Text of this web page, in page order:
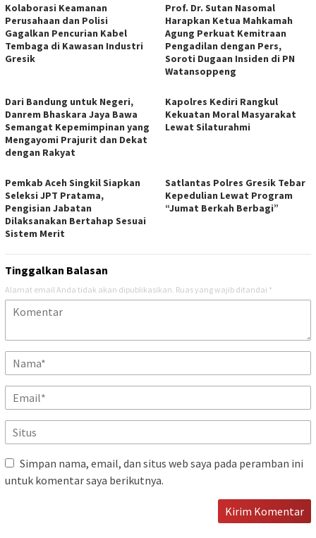
Kolaborasi Keamanan
Perusahaan dan Polisi
Gagalkan Pencurian Kabel
Tembaga di Kawasan Industri
Gresik
Prof. Dr. Sutan Nasomal
Harapkan Ketua Mahkamah
Agung Perkuat Kemitraan
Pengadilan dengan Pers,
Soroti Dugaan Insiden di PN
Watansoppeng
Dari Bandung untuk Negeri,
Danrem Bhaskara Jaya Bawa
Semangat Kepemimpinan yang
Mengayomi Prajurit dan Dekat
dengan Rakyat
Kapolres Kediri Rangkul
Kekuatan Moral Masyarakat
Lewat Silaturahmi
Pemkab Aceh Singkil Siapkan
Seleksi JPT Pratama,
Pengisian Jabatan
Dilaksanakan Bertahap Sesuai
Sistem Merit
Satlantas Polres Gresik Tebar
Kepedulian Lewat Program
“Jumat Berkah Berbagi”
Tinggalkan Balasan
Alamat email Anda tidak akan dipublikasikan. Ruas yang wajib ditandai *
Simpan nama, email, dan situs web saya pada peramban ini
untuk komentar saya berikutnya.